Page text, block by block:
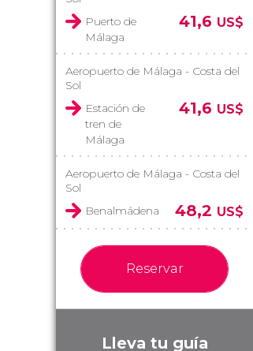
Puerto de
Málaga
41,6 US$
Aeropuerto de Málaga - Costa del
Sol
Estación de
tren de
Málaga
41,6 US$
Aeropuerto de Málaga - Costa del
Sol
Benalmádena
48,2 US$
Reservar
Lleva tu guía